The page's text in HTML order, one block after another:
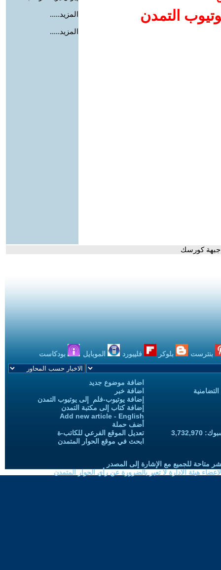
التمدن
المزيد.....
المزيد.....
جبهة كورسك
بنترست بلوكر فليبورد الموبايل بودكاست
اضافة موضوع جديد
اضافة خبر
إضافة يوتيوب-فلم إلى يوتيوب التمدن
إضافة كتاب إلى مكتبة التمدن
Add new article - English
أضف حملة
تعديل الموقع الفرعي للكاتب-ة
ابحث في موقع الحوار المتمدن
متاحة للجميع مع الإشارة إلى المصدر
هيئة الادارة لا تعبر بالضرورة عن رأي الحوار المتمدن